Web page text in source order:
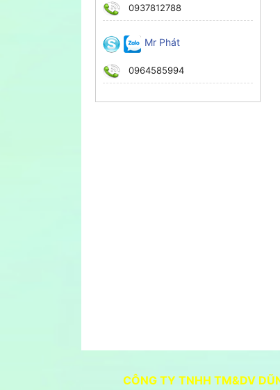
0937812788
Mr Phát
0964585994
CÔNG TY TNHH TM&DV